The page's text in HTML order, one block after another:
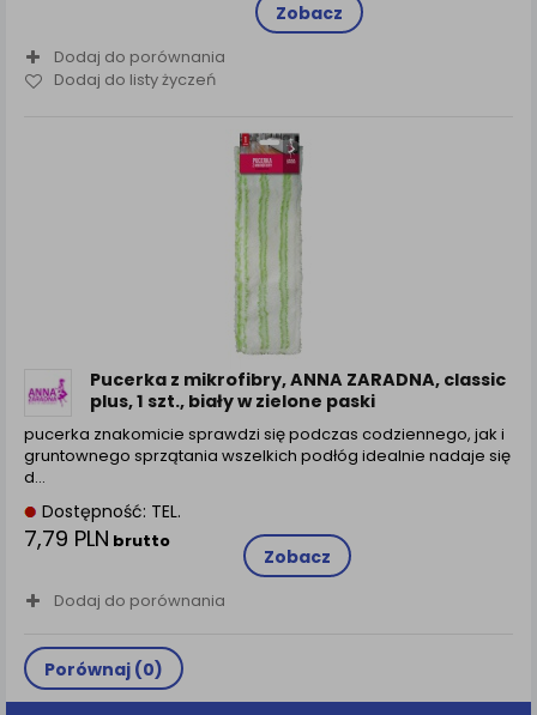
Zobacz
Dodaj do porównania
Dodaj do listy życzeń
Pucerka z mikrofibry, ANNA ZARADNA, classic
plus, 1 szt., biały w zielone paski
pucerka znakomicie sprawdzi się podczas codziennego, jak i
gruntownego sprzątania wszelkich podłóg idealnie nadaje się
d...
Dostępność: TEL.
7,79 PLN brutto
Zobacz
Dodaj do porównania
Porównaj (0)